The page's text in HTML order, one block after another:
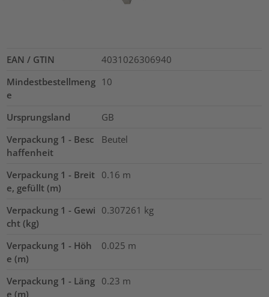
EAN / GTIN
4031026306940
Mindestbestellmeng
e
10
Ursprungsland
GB
Verpackung 1 - Besc
haffenheit
Beutel
Verpackung 1 - Breit
e, gefüllt (m)
0.16 m
Verpackung 1 - Gewi
cht (kg)
0.307261 kg
Verpackung 1 - Höh
e (m)
0.025 m
Verpackung 1 - Läng
e (m)
0.23 m